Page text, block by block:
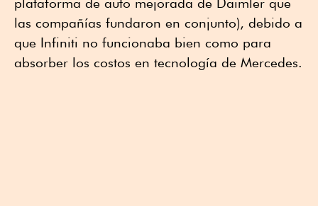
las compañías fundaron en conjunto), debido a
que Infiniti no funcionaba bien como para
absorber los costos en tecnología de Mercedes.